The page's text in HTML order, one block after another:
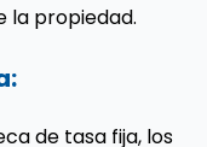
la propiedad.
de tasa fija, los